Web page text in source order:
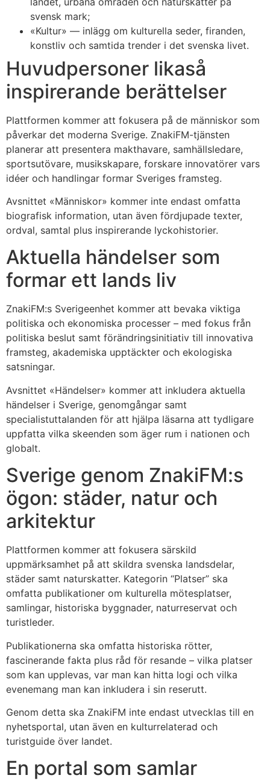
svensk mark;
«Kultur» — inlägg om kulturella seder, firanden,
konstliv och samtida trender i det svenska livet.
Huvudpersoner likaså
inspirerande berättelser
Plattformen kommer att fokusera på de människor som
påverkar det moderna Sverige. ZnakiFM-tjänsten
planerar att presentera makthavare, samhällsledare,
sportsutövare, musikskapare, forskare innovatörer vars
idéer och handlingar formar Sveriges framsteg.
Avsnittet «Människor» kommer inte endast omfatta
biografisk information, utan även fördjupade texter,
ordval, samtal plus inspirerande lyckohistorier.
Aktuella händelser som
formar ett lands liv
ZnakiFM:s Sverigeenhet kommer att bevaka viktiga
politiska och ekonomiska processer – med fokus från
politiska beslut samt förändringsinitiativ till innovativa
framsteg, akademiska upptäckter och ekologiska
satsningar.
Avsnittet «Händelser» kommer att inkludera aktuella
händelser i Sverige, genomgångar samt
specialistuttalanden för att hjälpa läsarna att tydligare
uppfatta vilka skeenden som äger rum i nationen och
globalt.
Sverige genom ZnakiFM:s
ögon: städer, natur och
arkitektur
Plattformen kommer att fokusera särskild
uppmärksamhet på att skildra svenska landsdelar,
städer samt naturskatter. Kategorin “Platser” ska
omfatta publikationer om kulturella mötesplatser,
samlingar, historiska byggnader, naturreservat och
turistleder.
Publikationerna ska omfatta historiska rötter,
fascinerande fakta plus råd för resande – vilka platser
som kan upplevas, var man kan hitta logi och vilka
evenemang man kan inkludera i sin reserutt.
Genom detta ska ZnakiFM inte endast utvecklas till en
nyhetsportal, utan även en kulturrelaterad och
turistguide över landet.
En portal som samlar